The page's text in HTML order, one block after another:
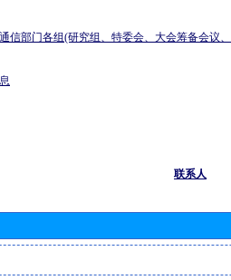
信部门各组(研究组、特委会、大会筹备会议
联系人